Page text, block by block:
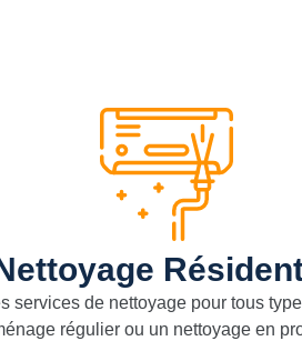
services de nettoyage pour tous
régulier ou un nettoyage en